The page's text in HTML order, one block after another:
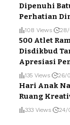
Dipenuhi
Perhatian
108 Views 28/
500 Atlet
Disdikbud
Apresiasi
135 Views 26/
Hari Anak
Ruang
333 Views 24/